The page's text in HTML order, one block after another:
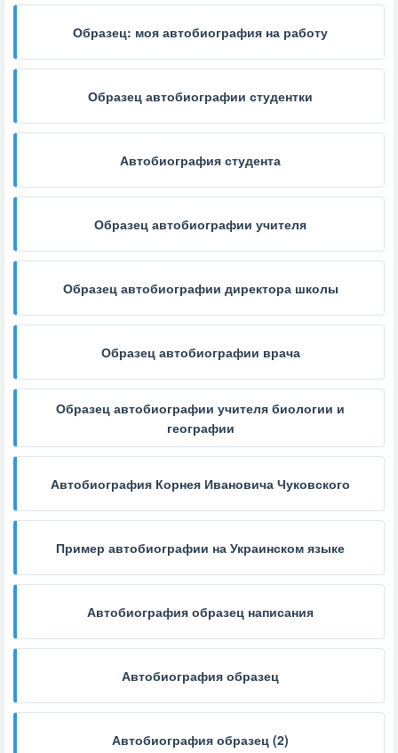
Образец: моя автобиография на работу
Образец автобиографии студентки
Автобиография студента
Образец автобиографии учителя
Образец автобиографии директора школы
Образец автобиографии врача
Образец автобиографии учителя биологии и
географии
Автобиография Корнея Ивановича Чуковского
Пример автобиографии на Украинском языке
Автобиография образец написания
Автобиография образец
Автобиография образец (2)